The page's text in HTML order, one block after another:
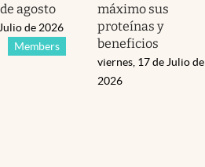
agosto
Members
de 2026
máximo sus
proteínas y
beneficios
viernes, 17 de Julio de
2026